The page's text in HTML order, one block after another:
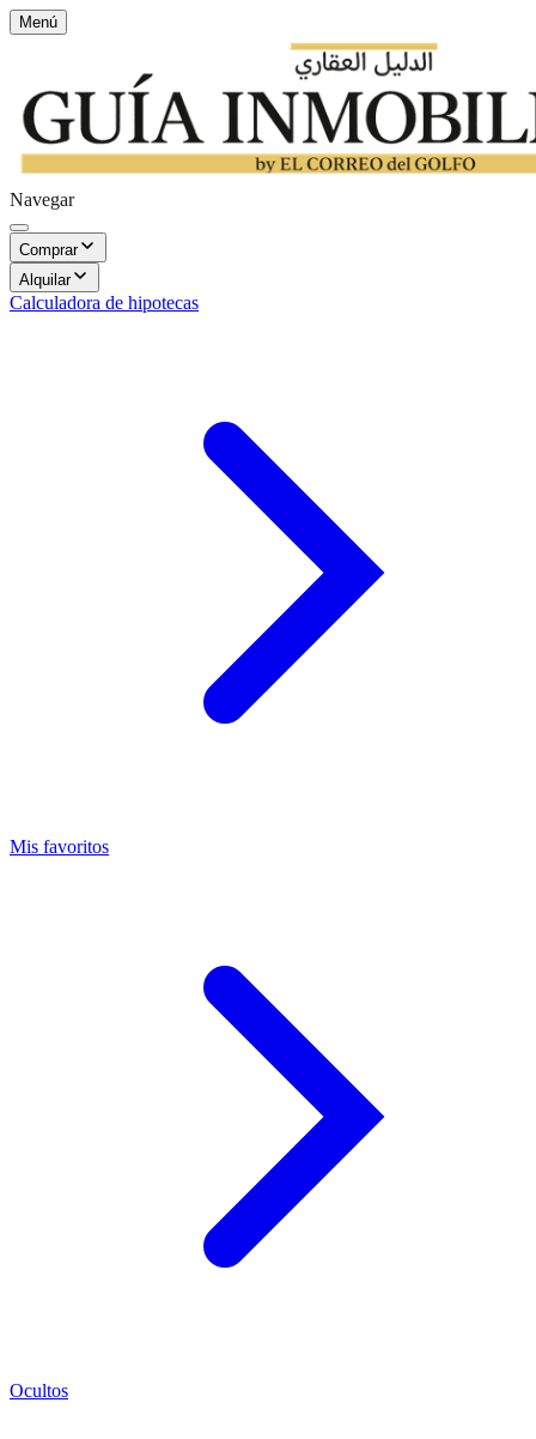
Menú
Navegar
Comprar
Alquilar
Calculadora de hipotecas
Mis favoritos
Ocultos